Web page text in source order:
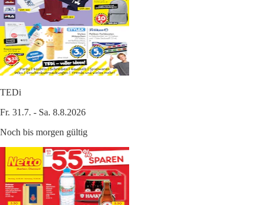
TEDi
Fr. 31.7. - Sa. 8.8.2026
Noch bis morgen gültig